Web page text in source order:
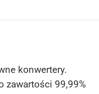
konwertery.
zawartości 99,99%